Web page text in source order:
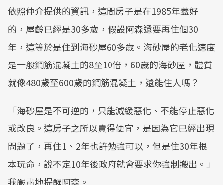
依照仲介提供的資訊，這間房子是在1985年蓋好
的，屋齡已經是30多歲，假設阿森還要再住個30
年，這等於是住到海砂屋60多歲。海砂屋的老化速度
是一般鋼筋混凝土的8至10倍，60歲的海砂屋，體質
就像480歲至600歲的鋼筋混凝土，還能住人嗎？
「海砂屋是不可逆的，只能減緩惡化、不能停止惡化
或改良。這房子之所以賣得便宜，是因為它已經出現
問題了，再住1、2年也許勉強可以，但是住30年根
本玩命，說不定10年後政府就會要求你強制搬出。」
我嚴肅地提醒阿森。